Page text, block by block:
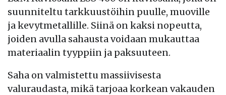
suunniteltu tarkkuustöihin puulle, muoville
ja kevytmetallille. Siinä on kaksi nopeutta,
joiden avulla sahausta voidaan mukauttaa
materiaalin tyyppiin ja paksuuteen.
Saha on valmistettu massiivisesta
valuraudasta, mikä tarjoaa korkean vakauden